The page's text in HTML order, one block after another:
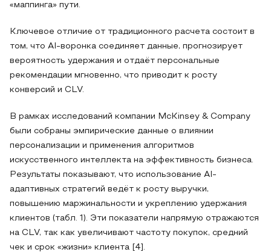
«маппинга» пути.
Ключевое отличие от традиционного расчета состоит в
том, что AI-воронка соединяет данные, прогнозирует
вероятность удержания и отдаёт персональные
рекомендации мгновенно, что приводит к росту
конверсий и CLV.
В рамках исследований компании McKinsey & Company
были собраны эмпирические данные о влиянии
персонализации и применения алгоритмов
искусственного интеллекта на эффективность бизнеса.
Результаты показывают, что использование AI-
адаптивных стратегий ведёт к росту выручки,
повышению маржинальности и укреплению удержания
клиентов (табл. 1). Эти показатели напрямую отражаются
на CLV, так как увеличивают частоту покупок, средний
чек и срок «жизни» клиента [4].